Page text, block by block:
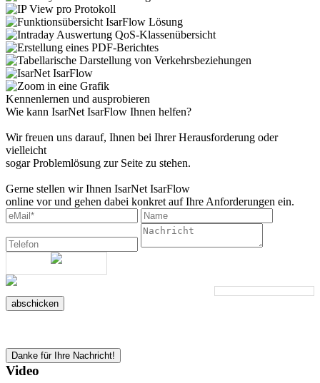
Kennenlernen und ausprobieren
Wie kann IsarNet IsarFlow Ihnen helfen?
Wir freuen uns darauf, Ihnen bei Ihrer Herausforderung oder
vielleicht
sogar Problemlösung zur Seite zu stehen.
Gerne stellen wir Ihnen IsarNet IsarFlow
online vor und gehen dabei konkret auf Ihre Anforderungen ein.
abschicken
Danke für Ihre Nachricht!
Video